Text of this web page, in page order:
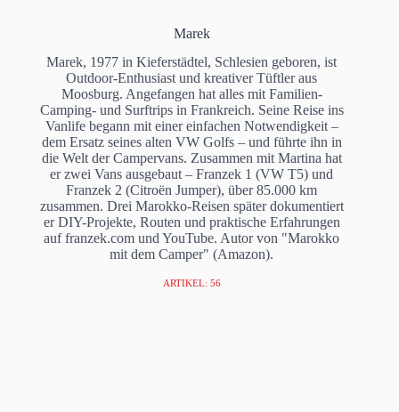
Marek
Marek, 1977 in Kieferstädtel, Schlesien geboren, ist
Outdoor-Enthusiast und kreativer Tüftler aus
Moosburg. Angefangen hat alles mit Familien-
Camping- und Surftrips in Frankreich. Seine Reise ins
Vanlife begann mit einer einfachen Notwendigkeit –
dem Ersatz seines alten VW Golfs – und führte ihn in
die Welt der Campervans. Zusammen mit Martina hat
er zwei Vans ausgebaut – Franzek 1 (VW T5) und
Franzek 2 (Citroën Jumper), über 85.000 km
zusammen. Drei Marokko-Reisen später dokumentiert
er DIY-Projekte, Routen und praktische Erfahrungen
auf franzek.com und YouTube. Autor von "Marokko
mit dem Camper" (Amazon).
ARTIKEL: 56